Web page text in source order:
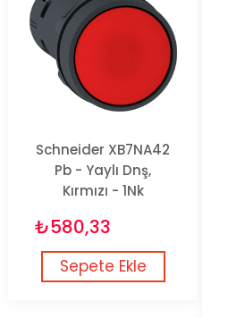
Schneider XB7NA42
Pb - Yaylı Dnş,
Kırmızı - 1Nk
₺580,33
Sepete Ekle